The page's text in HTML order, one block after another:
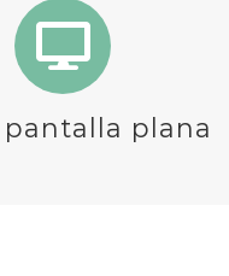
pantalla plana